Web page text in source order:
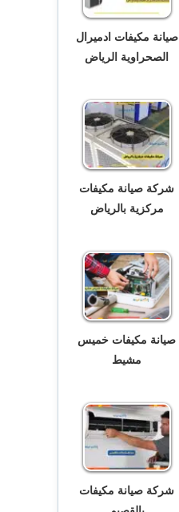
صيانة مكيفات ادميرال
الصحراوية الرياض
شركة صيانة مكيفات
مركزية بالرياض
صيانة مكيفات خميس
مشيط
شركة صيانة مكيفات